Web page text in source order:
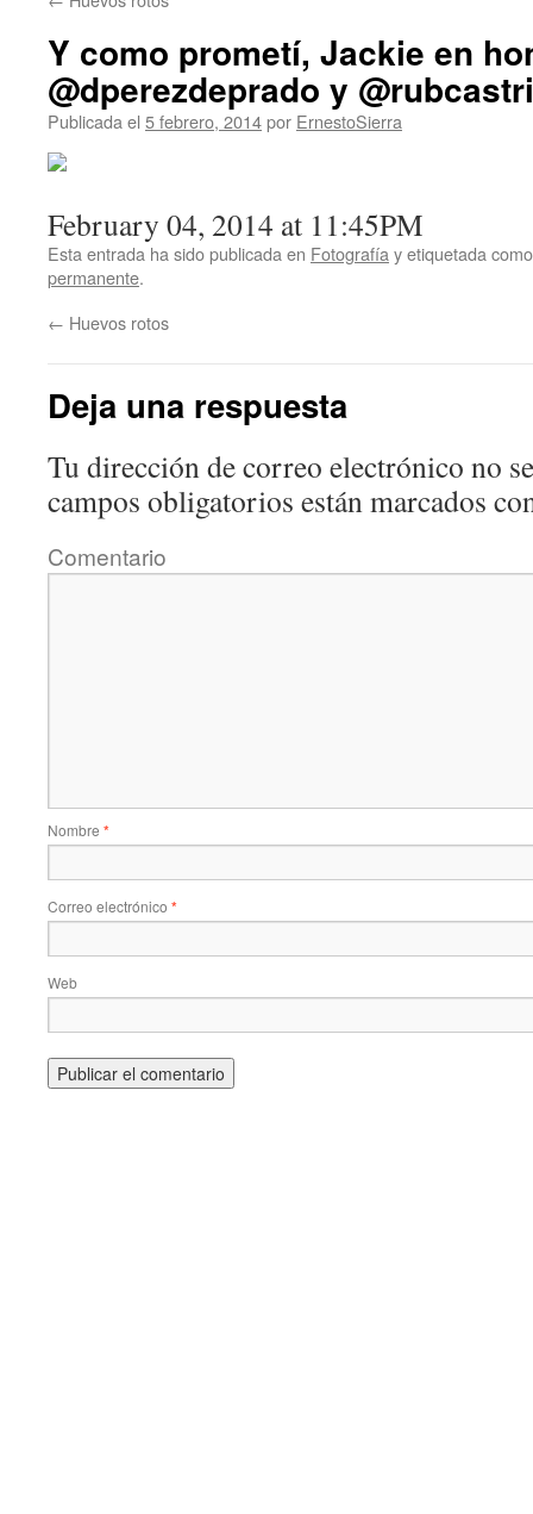
Y como prometí, Jackie en
@dperezdeprado y
Publicada el 5 febrero, 2014por ErnestoSierra
February 04, 2014 at 11:45PM
Esta entrada ha sido publicada en Fotografía y etiquetada
permanente.
← Huevos rotos
Deja una respuesta
Tu dirección de correo electrónico no
campos obligatorios están marcados
Comentario
Nombre *
Correo electrónico *
Web